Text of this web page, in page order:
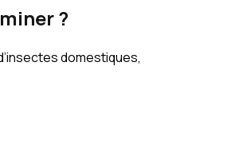
?
domestiques,